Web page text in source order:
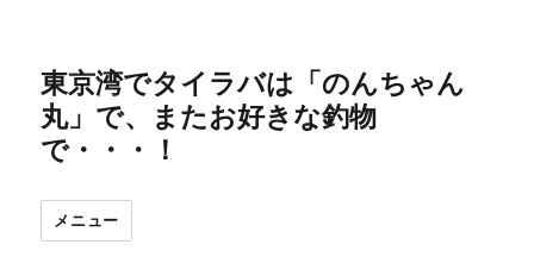
東京湾でタイラバは「のんちゃん
丸」で、またお好きな釣物
で・・・！
メニュー